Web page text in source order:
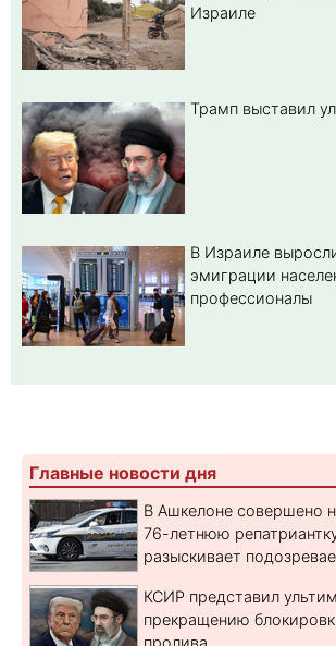
Израиле
Трамп выставил
В Израиле
эмиграции
профессионалы
Главные новости дня
В Ашкелоне совершено
76-летнюю
разыскивает
КСИР представил
прекращению
пролива